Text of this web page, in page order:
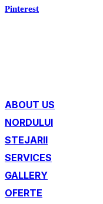
Pinterest
ABOUT US
NORDULUI
STEJARII
SERVICES
GALLERY
OFERTE